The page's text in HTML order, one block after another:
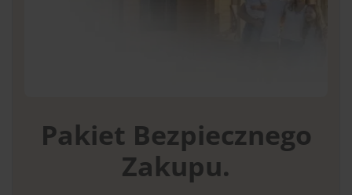
Pakiet Bezpiecznego
Zakupu.